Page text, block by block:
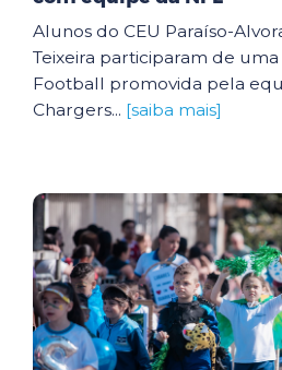
Alunos do CEU Paraíso-
Teixeira participaram de
Football promovida pela
Chargers... [saiba mais]